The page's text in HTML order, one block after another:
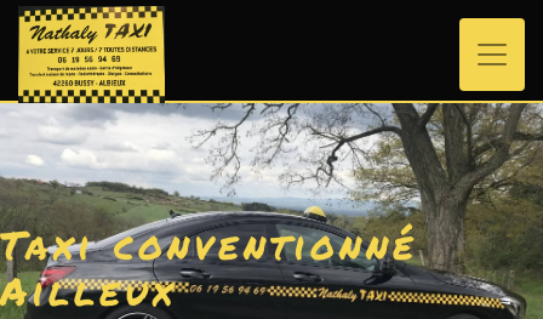
Panneau de gestion des cookies
Taxi conventionné
Ailleux